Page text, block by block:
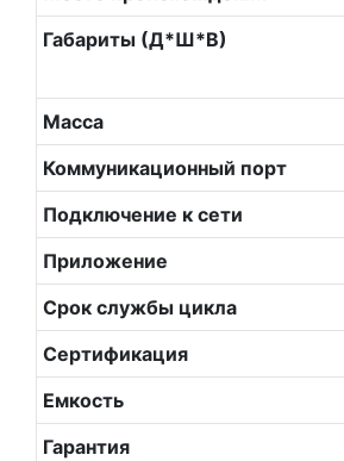
Габариты (Д*Ш*В)
Масса
Коммуникационный порт
Подключение к сети
Приложение
Срок службы цикла
Сертификация
Емкость
Гарантия